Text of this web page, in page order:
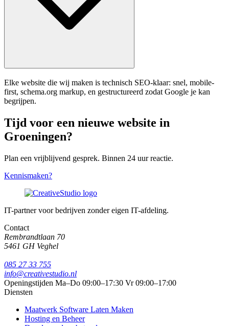
Elke website die wij maken is technisch SEO-klaar: snel, mobile-
first, schema.org markup, en gestructureerd zodat Google je kan
begrijpen.
Tijd voor een nieuwe website in
Groeningen?
Plan een vrijblijvend gesprek. Binnen 24 uur reactie.
Kennismaken?
IT-partner voor bedrijven zonder eigen IT-afdeling.
Contact
Rembrandtlaan 70
5461 GH Veghel
085 27 33 755
info@creativestudio.nl
Openingstijden Ma–Do 09:00–17:30 Vr 09:00–17:00
Diensten
Maatwerk Software Laten Maken
Hosting en Beheer